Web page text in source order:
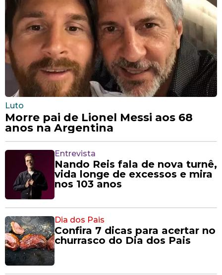
Luto
Morre pai de Lionel Messi aos 68
anos na Argentina
Entrevista
Nando Reis fala de nova turnê,
vida longe de excessos e mira
nos 103 anos
Dia dos Pais
Confira 7 dicas para acertar no
churrasco do Dia dos Pais